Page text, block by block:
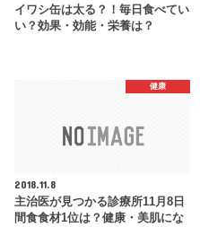
イワシ缶は太る？！毎日食べてい
い？効果・効能・栄養は？
健康
2018.11.8
主治医が見つかる診療所11月8日
間食食材1位は？健康・美肌にな